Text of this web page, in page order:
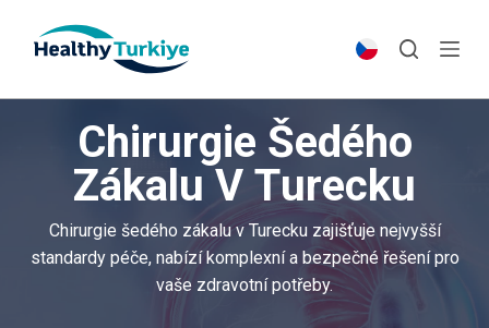
p
Chirurgie Šedého
Zákalu V Turecku
Chirurgie šedého zákalu v Turecku zajišťuje nejvyšší
standardy péče, nabízí komplexní a bezpečné řešení pro
vaše zdravotní potřeby.